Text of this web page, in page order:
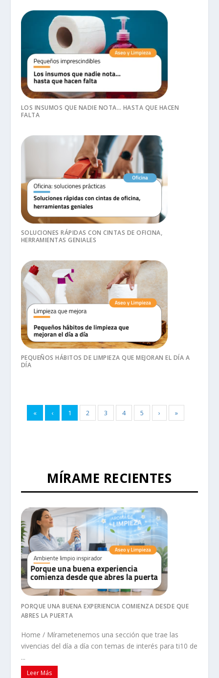
LOS INSUMOS QUE NADIE NOTA… HASTA QUE HACEN
FALTA
SOLUCIONES RÁPIDAS CON CINTAS DE OFICINA,
HERRAMIENTAS GENIALES
PEQUEÑOS HÁBITOS DE LIMPIEZA QUE MEJORAN EL DÍA A
DÍA
« ‹ 1 2 3 4 5 › »
MÍRAME RECIENTES
PORQUE UNA BUENA EXPERIENCIA COMIENZA DESDE QUE
ABRES LA PUERTA
Home / Mírametenemos una sección que trae las
vivencias del día a día con temas de interés para ti10 de
...
Leer Más